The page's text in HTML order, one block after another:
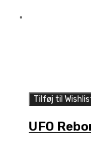
Tilføj til
UFO